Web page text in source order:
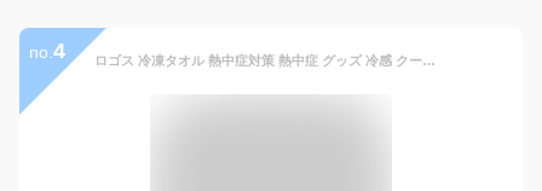
no. 4 ロゴス 冷凍タオル 熱中症対策 熱中症 グッズ 冷感 クール レジャー アウトドア キャンプ 夏 冷却 ひんやり 運動会 暑さ対策 スポーツ 外仕事 建設業 野外 タオル 部活 クールダウン logos 氷点下リカバリー・クールボディタオル 81336810 81336811 グリーン グレー